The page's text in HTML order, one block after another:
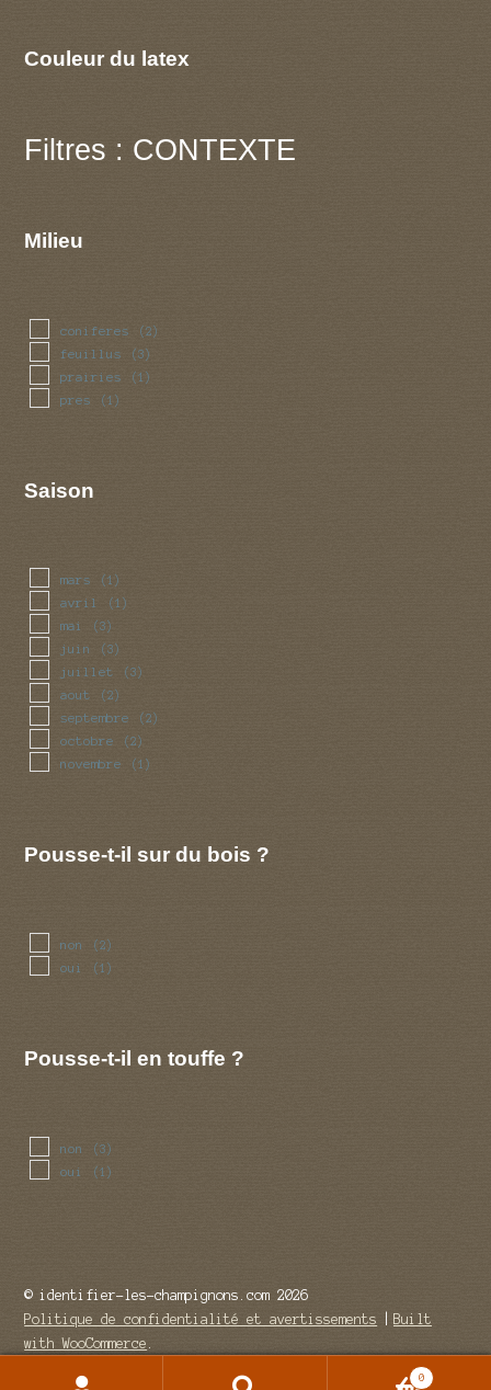
Couleur du latex
Filtres : CONTEXTE
Milieu
coniferes (2)
feuillus (3)
prairies (1)
pres (1)
Saison
mars (1)
avril (1)
mai (3)
juin (3)
juillet (3)
aout (2)
septembre (2)
octobre (2)
novembre (1)
Pousse-t-il sur du bois ?
non (2)
oui (1)
Pousse-t-il en touffe ?
non (3)
oui (1)
© identifier-les-champignons.com 2026
Politique de confidentialité et avertissements
Built
with WooCommerce
0